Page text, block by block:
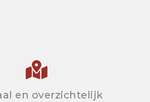
en overzichtelijk